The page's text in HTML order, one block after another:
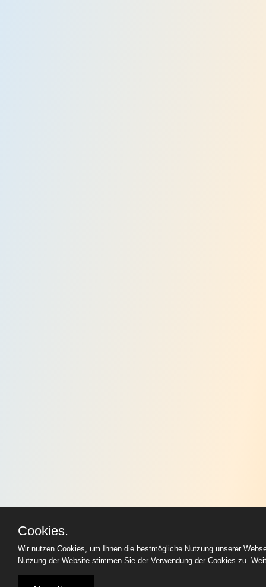
Cookies.
Wir nutzen Cookies, um Ihnen die bestmögliche Nutzung unserer
Nutzung der Website stimmen Sie der Verwendung der Cookies zu.